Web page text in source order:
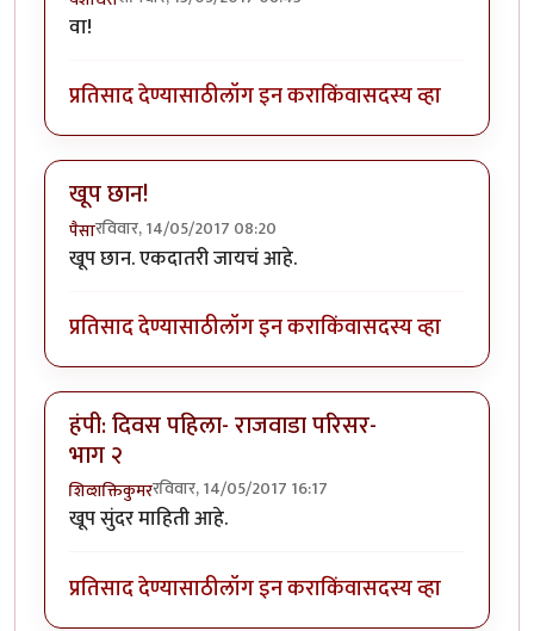
वा!
प्रतिसाद देण्यासाठीलॉग इन कराकिंवासदस्य व्हा
खूप छान!
पैसारविवार, 14/05/2017 08:20
खूप छान. एकदातरी जायचं आहे.
प्रतिसाद देण्यासाठीलॉग इन कराकिंवासदस्य व्हा
हंपी: दिवस पहिला- राजवाडा परिसर-
भाग २
शिव्शक्तिकुमररविवार, 14/05/2017 16:17
खूप सुंदर माहिती आहे.
प्रतिसाद देण्यासाठीलॉग इन कराकिंवासदस्य व्हा